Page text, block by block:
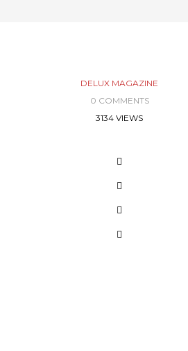
DELUX MAGAZINE
0 COMMENTS
3134 VIEWS